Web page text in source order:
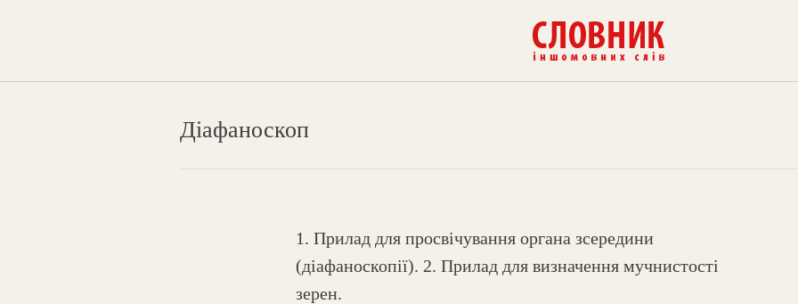
Діафаноскоп
1. Прилад для просвічування органа зсередини
(діафаноскопії). 2. Прилад для визначення мучнистості
зерен.